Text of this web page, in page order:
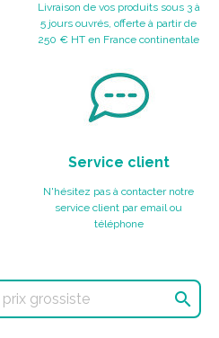
Livraison de vos produits sous 3 à
5 jours ouvrés, offerte à partir de
250 € HT en France continentale
Service client
N'hésitez pas à contacter notre
service client par email ou
téléphone
